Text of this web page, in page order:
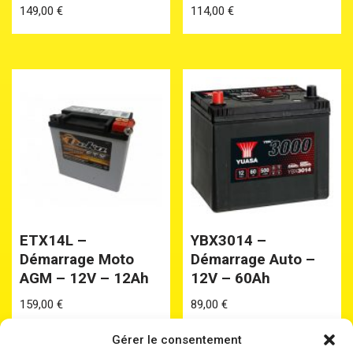
Gérer le consentement
149,00 € 114,00€
ETX14L –
Démarrage Moto
AGM – 12V – 12Ah
159,00 €
YBX3014 –
Démarrage Auto –
12V – 60Ah
89,00€